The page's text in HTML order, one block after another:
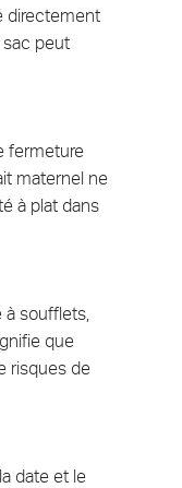
directement
sac peut
fermeture
maternel ne
à plat dans
soufflets,
que
risques de
date et le